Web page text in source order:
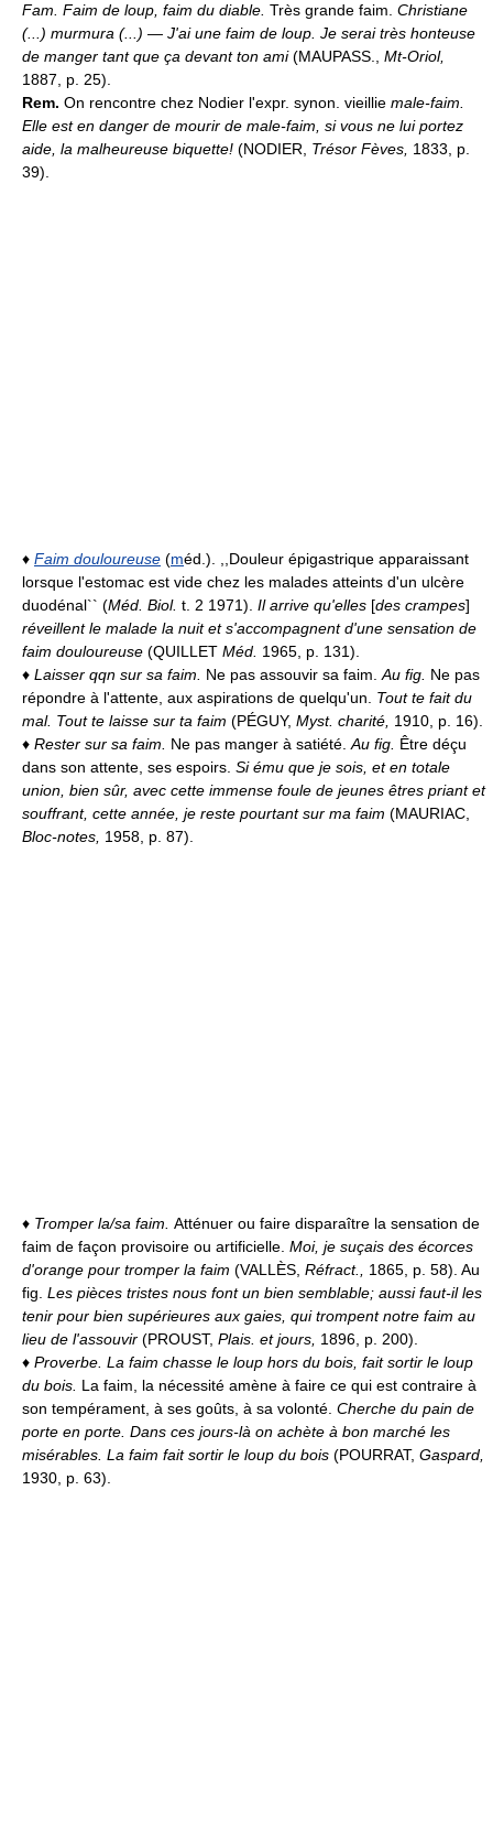
Fam. Faim de loup, faim du diable. Très grande faim. Christiane
(...) murmura (...) — J'ai une faim de loup. Je serai très honteuse
de manger tant que ça devant ton ami(MAUPASS., Mt-Oriol,
1887, p. 25).
Rem. On rencontre chez Nodier l'expr. synon. vieillie male-faim.
Elle est en danger de mourir de male-faim, si vous ne lui portez
aide, la malheureuse biquette! (NODIER, Trésor Fèves, 1833, p.
39).
♦ Faim douloureuse (méd.). ,,Douleur épigastrique apparaissant
lorsque l'estomac est vide chez les malades atteints d'un ulcère
duodénal`` (Méd. Biol. t. 2 1971). Il arrive qu'elles [des crampes]
réveillent le malade la nuit et s'accompagnent d'une sensation de
faim douloureuse (QUILLET Méd. 1965, p. 131).
♦ Laisser qqn sur sa faim. Ne pas assouvir sa faim.Au fig. Ne pas
répondre à l'attente, aux aspirations de quelqu'un. Tout te fait du
mal. Tout te laisse sur ta faim (PÉGUY, Myst. charité, 1910, p. 16).
♦ Rester sur sa faim. Ne pas manger à satiété.Au fig. Être déçu
dans son attente, ses espoirs. Si ému que je sois, et en totale
union, bien sûr, avec cette immense foule de jeunes êtres priant et
souffrant, cette année, je reste pourtant sur ma faim (MAURIAC,
Bloc-notes, 1958, p. 87).
♦ Tromper la/sa faim. Atténuer ou faire disparaître la sensation de
faim de façon provisoire ou artificielle. Moi, je suçais des écorces
d'orange pour tromper la faim (VALLÈS, Réfract., 1865, p. 58). Au
fig. Les pièces tristes nous font un bien semblable; aussi faut-il les
tenir pour bien supérieures aux gaies, qui trompent notre faim au
lieu de l'assouvir (PROUST, Plais. et jours, 1896, p. 200).
♦ Proverbe. La faim chasse le loup hors du bois, fait sortir le loup
du bois. La faim, la nécessité amène à faire ce qui est contraire à
son tempérament, à ses goûts, à sa volonté. Cherche du pain de
porte en porte. Dans ces jours-là on achète à bon marché les
misérables. La faim fait sortir le loup du bois (POURRAT, Gaspard,
1930, p. 63).